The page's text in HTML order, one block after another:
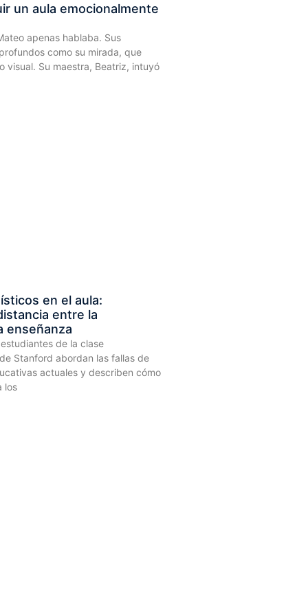
un aula emocionalmente
apenas hablaba. Sus
como su mirada, que
visual. Su maestra, Beatriz, intuyó
en el aula:
entre la
enseñanza
de la clase
Stanford abordan las fallas de
actuales y describen cómo
los